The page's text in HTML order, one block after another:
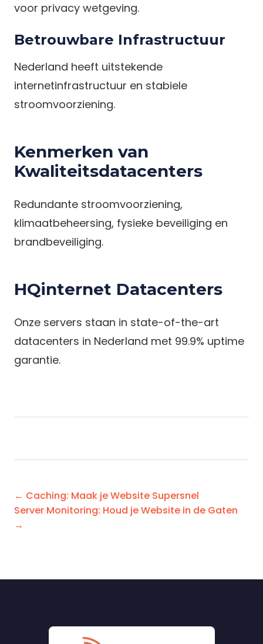
voor privacy wetgeving.
Betrouwbare Infrastructuur
Nederland heeft uitstekende
internetinfrastructuur en stabiele
stroomvoorziening.
Kenmerken van
Kwaliteitsdatacenters
Redundante stroomvoorziening,
klimaatbeheersing, fysieke beveiliging en
brandbeveiliging.
HQinternet Datacenters
Onze servers staan in state-of-the-art
datacenters in Nederland met 99.9% uptime
garantie.
← Caching: Maak je Website Supersnel
Server Monitoring: Houd je Website in de Gaten
→